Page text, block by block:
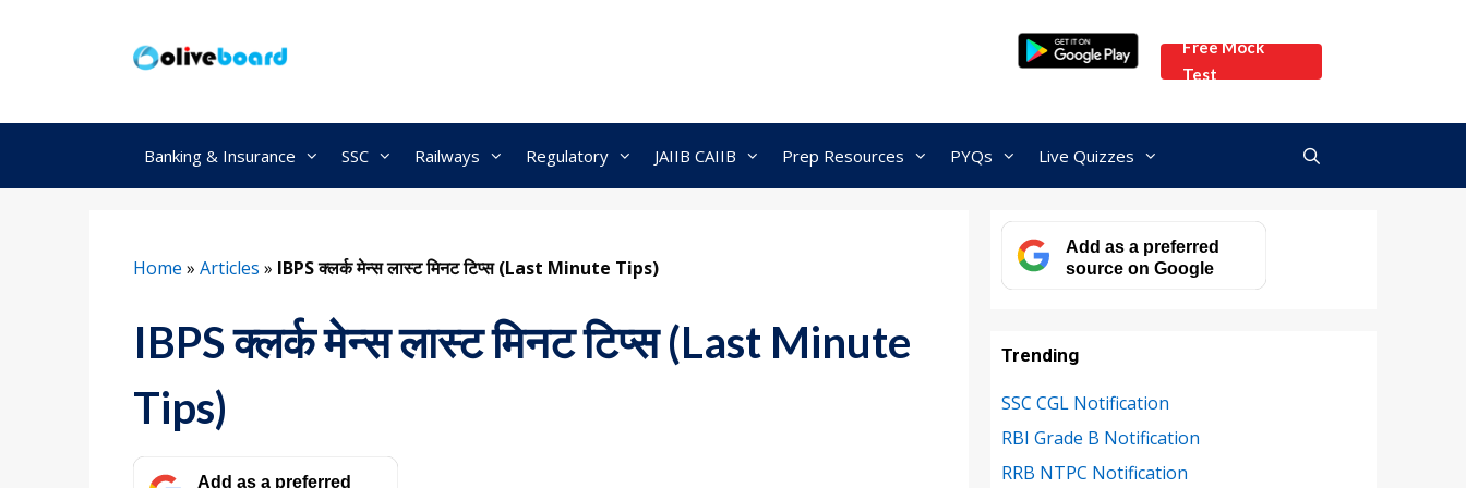
Free Mock
Test
Banking & Insurance SSC Railways Regulatory JAIIB CAIIB Prep Resources PYQs Live Quizzes
Home » Articles » IBPS क्लर्क मेन्स लास्ट मिनट टिप्स (Last Minute Tips)
IBPS क्लर्क मेन्स लास्ट मिनट टिप्स (Last Minute
Tips)
Add as a preferred
Add as a preferred
source on Google
Trending
SSC CGL Notification
RBI Grade B Notification
RRB NTPC Notification